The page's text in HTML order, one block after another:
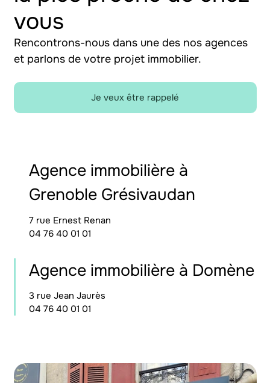
vous
Rencontrons-nous dans une des nos agences
et parlons de votre projet immobilier.
Je veux être rappelé
Agence immobilière à
Grenoble Grésivaudan
7 rue Ernest Renan
04 76 40 01 01
Agence immobilière à Domène
3 rue Jean Jaurès
04 76 40 01 01